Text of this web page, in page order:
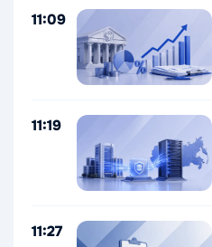
11:09
11:19
11:27